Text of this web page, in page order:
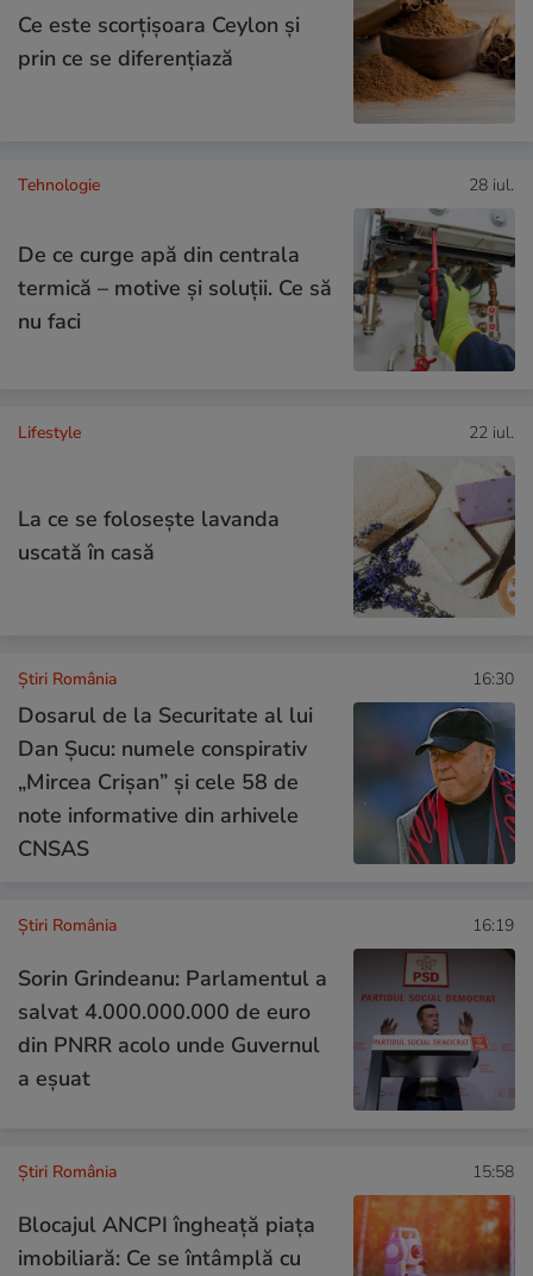
Ce este scorțișoara Ceylon și
prin ce se diferențiază
Tehnologie 28 iul.
De ce curge apă din centrala
termică – motive și soluții. Ce să
nu faci
Lifestyle 22 iul.
La ce se folosește lavanda
uscată în casă
Știri România 16:30
Dosarul de la Securitate al lui
Dan Șucu: numele conspirativ
„Mircea Crișan” și cele 58 de
note informative din arhivele
CNSAS
Știri România 16:19
Sorin Grindeanu: Parlamentul a
salvat 4.000.000.000 de euro
din PNRR acolo unde Guvernul
a eșuat
Știri România 15:58
Blocajul ANCPI îngheață piața
imobiliară: Ce se întâmplă cu